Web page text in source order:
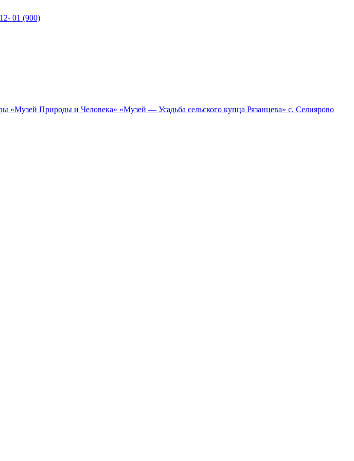
01 (900)
Природы и Человека» «Музей — Усадьба сельского купца Рязанцева» с. Селиярово